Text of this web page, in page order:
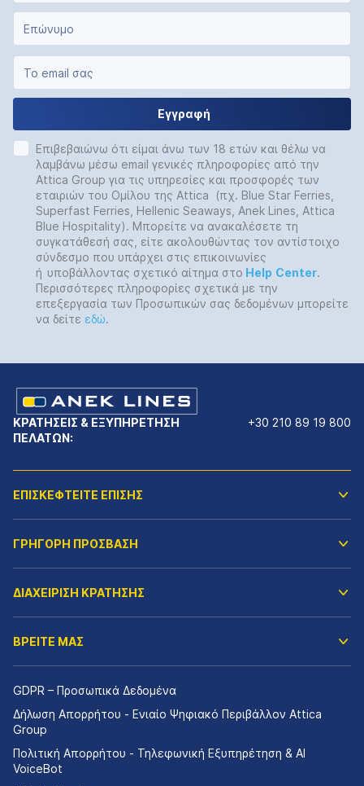
Εγγραφή
Επιβεβαιώνω ότι είμαι άνω των 18 ετών και θέλω να
λαμβάνω μέσω email γενικές πληροφορίες από την
Attica Group για τις υπηρεσίες και προσφορές των
εταιριών του Ομίλου της Attica (πχ. Blue Star Ferries,
Superfast Ferries, Hellenic Seaways, Anek Lines, Attica
Blue Hospitality). Μπορείτε να ανακαλέσετε τη
συγκατάθεσή σας, είτε ακολουθώντας τον αντίστοιχο
σύνδεσμο που υπάρχει στις επικοινωνίες
ή υποβάλλοντας σχετικό αίτημα στο Help Center.
Περισσότερες πληροφορίες σχετικά με την
επεξεργασία των Προσωπικών σας δεδομένων μπορείτε
να δείτε εδώ.
ΚΡΑΤΗΣΕΙΣ & ΕΞΥΠΗΡΕΤΗΣΗ
ΠΕΛΑΤΩΝ:
+30 210 89 19 800
ΕΠΙΣΚΕΦΤΕΙΤΕ ΕΠΙΣΗΣ
ΓΡΗΓΟΡΗ ΠΡΟΣΒΑΣΗ
ΔΙΑΧΕΙΡΙΣΗ ΚΡΑΤΗΣΗΣ
ΒΡΕΙΤΕ ΜΑΣ
GDPR – Προσωπικά Δεδομένα
Δήλωση Απορρήτου - Ενιαίο Ψηφιακό Περιβάλλον Attica
Group
Πολιτική Απορρήτου - Τηλεφωνική Εξυπηρέτηση & AI
VoiceBot